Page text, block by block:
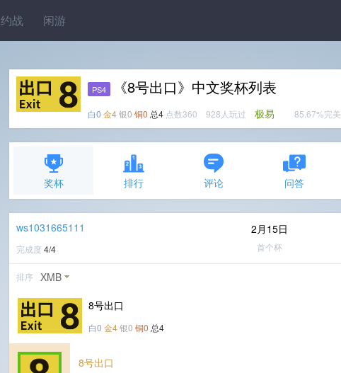
约战 闲游
PS4 《8号出口》中文奖杯列表
白0 金4银0 铜0 总4 点数360 928人玩过 极易 85.67%完美
奖杯 排行 评论 问答
ws1031665111
完成度 4/4
2月15日
首个杯
排序 XMB
8号出口
白0 金4银0 铜0 总4
8号出口